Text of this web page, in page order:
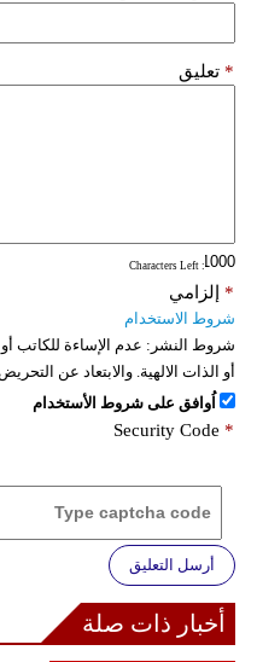
تعليق *
: Characters Left
إلزامي *
شروط الاستخدام
شروط النشر: عدم الإساءة للكاتب
أو الذات الالهية. والابتعاد عن
اُوافق على شروط الأستخدام
Security Code *
أرسل التعليق
أخبار ذات صلة